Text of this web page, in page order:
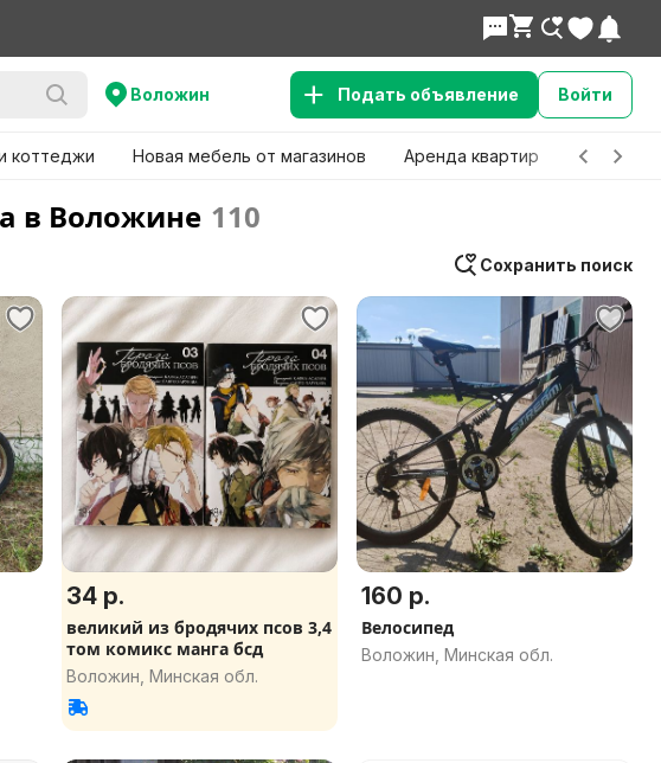
Воложин Подать объявление Войти
коттеджи Новая мебель от магазинов Аренда квартир Детские
в Воложине 110
Сохранить поиск
34 р.
великий из бродячих псов 3,4
том комикс манга бсд
Воложин, Минская обл.
160 р.
Велосипед
Воложин, Минская обл.